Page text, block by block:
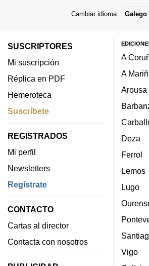
Cambiar idioma: Galego
SUSCRIPTORES
Mi suscripción
Réplica en PDF
Hemeroteca
Suscríbete
REGISTRADOS
Mi perfil
Newsletters
Regístrate
CONTACTO
Cartas al director
Contacta con nosotros
A
A
Arousa
Deza
Ferrol
Lemos
Lugo
Vigo